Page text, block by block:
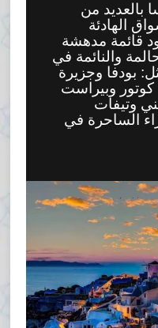
بالعديد من
الهادئة
قائمة مدهشة
والنائمة في
بودفا وجزيرة
كوتور وبيراست
وتيفات
الساحرة في